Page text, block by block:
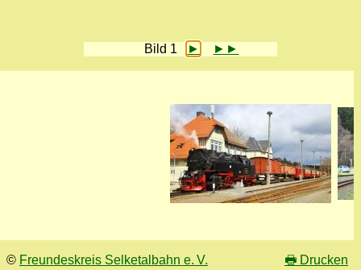
Bild 1 ► ►►
© Freundeskreis Selketalbahn e. V. 🖶 Drucken